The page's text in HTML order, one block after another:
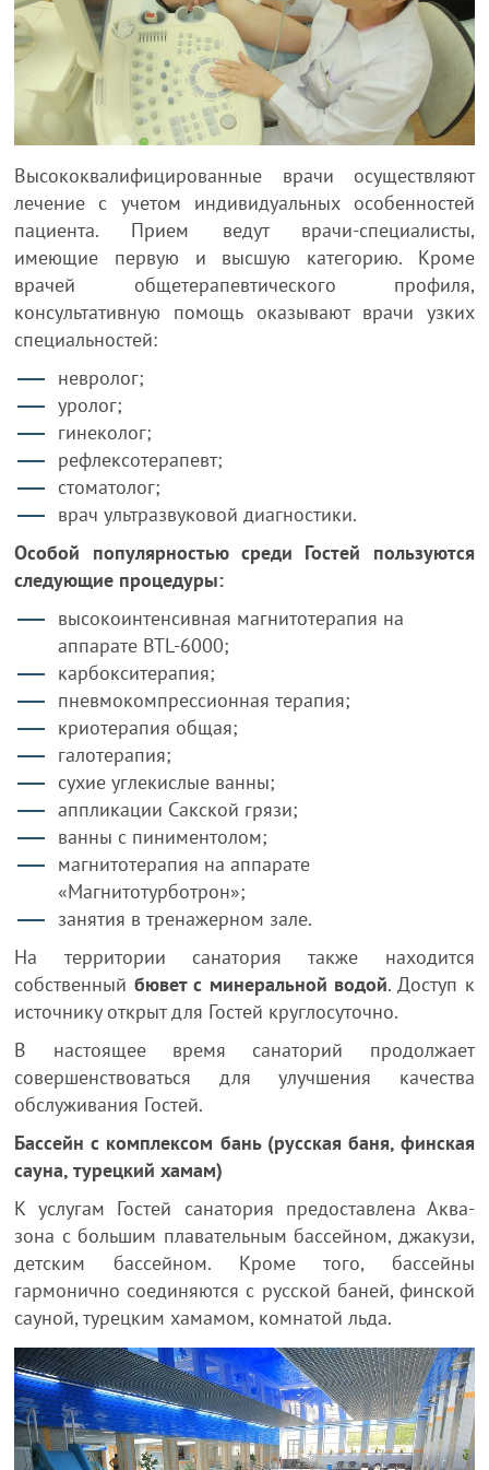
Высококвалифицированные врачи осуществляют
лечение с учетом индивидуальных особенностей
пациента. Прием ведут врачи-специалисты,
имеющие первую и высшую категорию. Кроме
врачей общетерапевтического профиля,
консультативную помощь оказывают врачи узких
специальностей:
невролог;
уролог;
гинеколог;
рефлексотерапевт;
стоматолог;
врач ультразвуковой диагностики.
Особой популярностью среди Гостей пользуются
следующие процедуры:
высокоинтенсивная магнитотерапия на
аппарате BTL-6000;
карбокситерапия;
пневмокомпрессионная терапия;
криотерапия общая;
галотерапия;
сухие углекислые ванны;
аппликации Сакской грязи;
ванны с пиниментолом;
магнитотерапия на аппарате
«Магнитотурботрон»;
занятия в тренажерном зале.
На территории санатория также находится
собственный бювет с минеральной водой. Доступ к
источнику открыт для Гостей круглосуточно.
В настоящее время санаторий продолжает
совершенствоваться для улучшения качества
обслуживания Гостей.
Бассейн с комплексом бань (русская баня, финская
сауна, турецкий хамам)
К услугам Гостей санатория предоставлена Аква-
зона с большим плавательным бассейном, джакузи,
детским бассейном. Кроме того, бассейны
гармонично соединяются с русской баней, финской
сауной, турецким хамамом, комнатой льда.